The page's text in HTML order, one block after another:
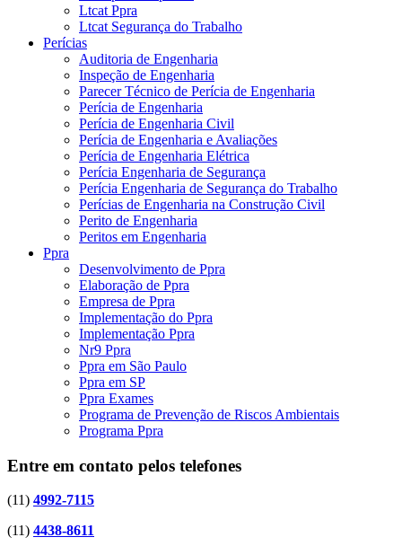
Ltcat Ppra
Ltcat Segurança do Trabalho
Perícias
Auditoria de Engenharia
Inspeção de Engenharia
Parecer Técnico de Perícia de Engenharia
Perícia de Engenharia
Perícia de Engenharia Civil
Perícia de Engenharia e Avaliações
Perícia de Engenharia Elétrica
Perícia Engenharia de Segurança
Perícia Engenharia de Segurança do Trabalho
Perícias de Engenharia na Construção Civil
Perito de Engenharia
Peritos em Engenharia
Ppra
Desenvolvimento de Ppra
Elaboração de Ppra
Empresa de Ppra
Implementação do Ppra
Implementação Ppra
Nr9 Ppra
Ppra em São Paulo
Ppra em SP
Ppra Exames
Programa de Prevenção de Riscos Ambientais
Programa Ppra
Entre em contato pelos telefones
(11) 4992-7115
(11) 4438-8611